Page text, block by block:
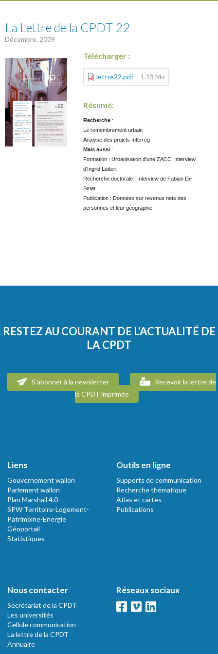
La Lettre de la CPDT 22
Décembre, 2009
Télécharger :
lettre22.pdf 1.13 Mo
Résumé:
Recherche :
Le remembrement urbain
Analyse des projets Interreg
Mais aussi :
Formation : Urbanisation d'une ZACC. Interview
d'Ingrid Lutteri.
Recherche doctorale : Interview de Fabian De
Smet
Publication : Données sur revenus nets des
personnes et leur géographie.
RESTEZ AU COURANT DE L'ACTUALITÉ DE
LA CPDT
S'abonner à la newsletter
Recevoir la lettre de
la CPDT imprimée
Liens
Gouvernement wallon
Parlement wallon
Plan Marshall 4.0
SPW Territoire-Logement-
Patrimoine-Energie
Géoportail
Statistiques
Outils en ligne
Supports de communication
Recherche thématique
Atlas et cartes
Publications
Nous contacter
Secrétariat de la CPDT
Les universités
Cellule communication
La lettre de la CPDT
Annuaire
Réseaux sociaux